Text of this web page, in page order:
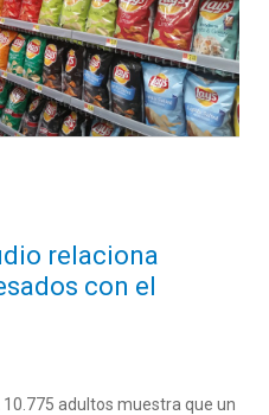
relaciona
con el
adultos muestra que un